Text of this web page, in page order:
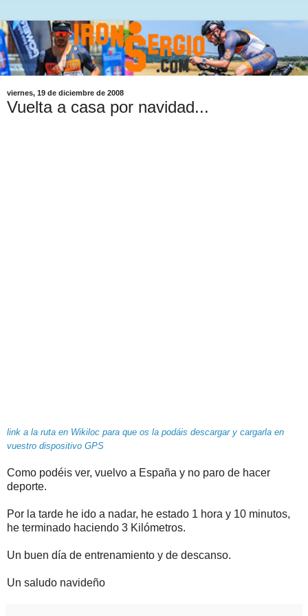
viernes, 19 de diciembre de 2008
Vuelta a casa por navidad...
link a la ruta en Wikiloc para que os la podáis descargar y cargarla en
vuestro dispositivo GPS
Como podéis ver, vuelvo a España y no paro de hacer
deporte.
Por la tarde he ido a nadar, he estado 1 hora y 10 minutos,
he terminado haciendo 3 Kilómetros.
Un buen día de entrenamiento y de descanso.
Un saludo navideño